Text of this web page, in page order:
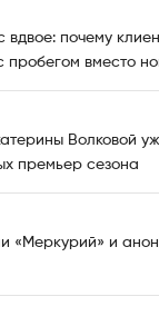
вдвое: почему
вместо
Волковой
премьер сезона
«Меркурий» и